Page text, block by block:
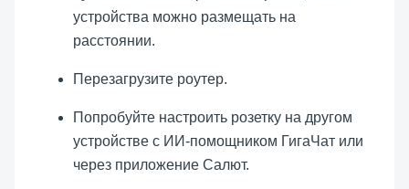
устройства можно размещать на
расстоянии.
Перезагрузите роутер.
Попробуйте настроить розетку на другом
устройстве с ИИ-помощником ГигаЧат или
через приложение Салют.